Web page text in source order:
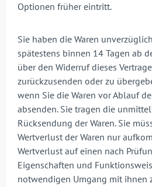
Optionen früher eintritt.
Sie haben die Waren
spätestens binnen 14 Tagen ab
über den Widerruf dieses
zurückzusenden oder zu
wenn Sie die Waren vor Ablauf
absenden. Sie tragen die
Rücksendung der Waren. Sie
Wertverlust der Waren nur
Wertverlust auf einen nach
Eigenschaften und
notwendigen Umgang mit ihnen